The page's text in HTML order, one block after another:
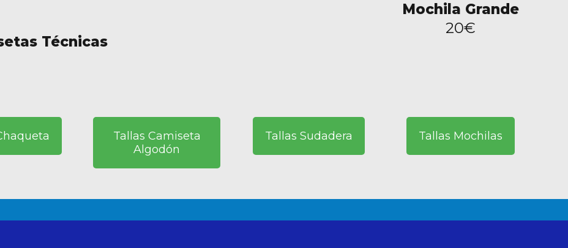
Mochila Grande
20€
Técnicas
Tallas Camiseta
Algodón
Tallas Sudadera Tallas Mochilas